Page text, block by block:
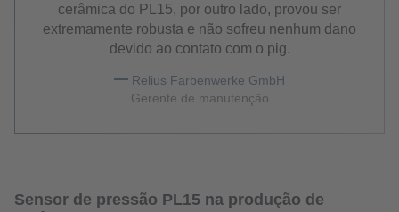
cerâmica do PL15, por outro lado, provou ser
extremamente robusta e não sofreu nenhum dano
devido ao contato com o pig.
Relius Farbenwerke GmbH
Gerente de manutenção
Sensor de pressão PL15 na produção de